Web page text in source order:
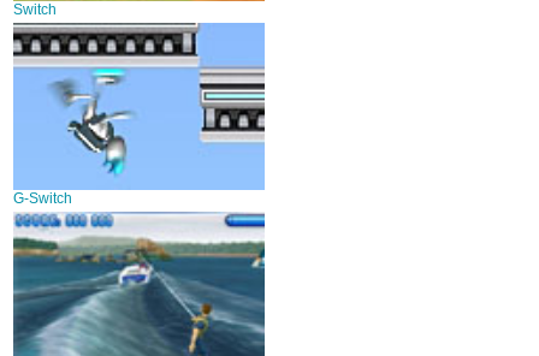
Switch
G-Switch